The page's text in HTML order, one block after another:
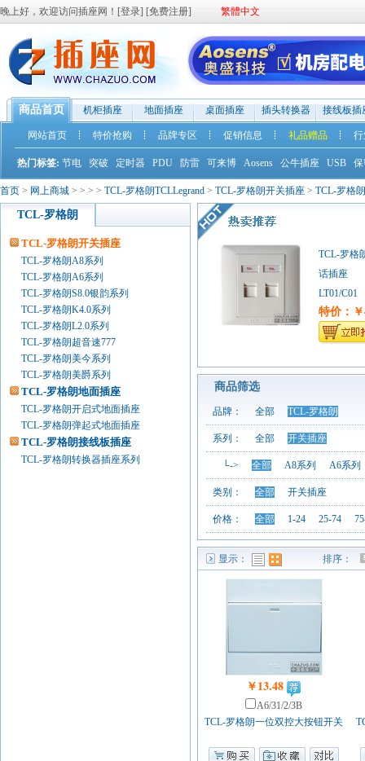
晚上好，欢迎访问插座网！[登录] [免费注册] 繁體中文
商品首页 机柜插座 地面插座 桌面插座 插头转换器 接线板插
网站首页 特价抢购 品牌专区 促销信息 礼品赠品
热门标签: 节电 突破 定时器 PDU 防雷 可来博 Aosens 公牛插座 USB
首页 > 网上商城 > > > > TCL-罗格朗TCLLegrand > TCL-罗格朗开关插座 > TCL-罗格朗
TCL-罗格朗
TCL-罗格朗开关插座
TCL-罗格朗A8系列
TCL-罗格朗A6系列
TCL-罗格朗S8.0银韵系列
TCL-罗格朗K4.0系列
TCL-罗格朗L2.0系列
TCL-罗格朗超音速777
TCL-罗格朗美今系列
TCL-罗格朗美爵系列
TCL-罗格朗地面插座
TCL-罗格朗开启式地面插座
TCL-罗格朗弹起式地面插座
TCL-罗格朗接线板插座
TCL-罗格朗转换器插座系列
TCL-罗格
话插座
LT01/C01
特价：
商品筛选
品牌： 全部 TCL-罗格朗
系列： 全部 开关插座
└-> 全部 A8系列 A6系列
类别： 全部 开关插座
价格： 全部 1-24 25-74
显示：
列表模式图表模式 排序：
￥13.48
A6/31/2/3B
TCL-罗格朗一位双控大按钮开关